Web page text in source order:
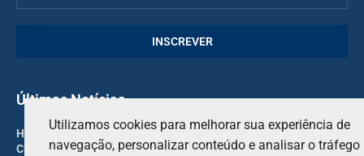
Últimas Notícias
Haas “totalmente comprometido” em fazer a equipe da NASCAR
Cup funcionar
Utilizamos cookies para melhorar sua experiência de
navegação, personalizar conteúdo e analisar o tráfego